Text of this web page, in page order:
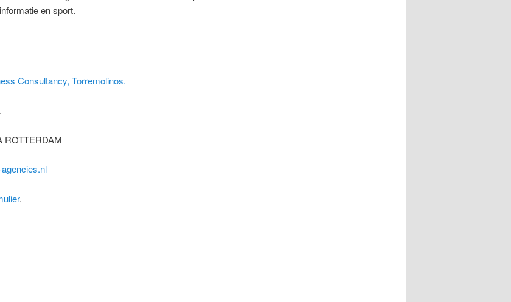
en sport.
Consultancy, Torremolinos.
.
ROTTERDAM
.